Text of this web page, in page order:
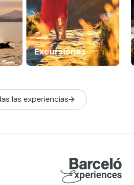
Excursiones
las experiencias